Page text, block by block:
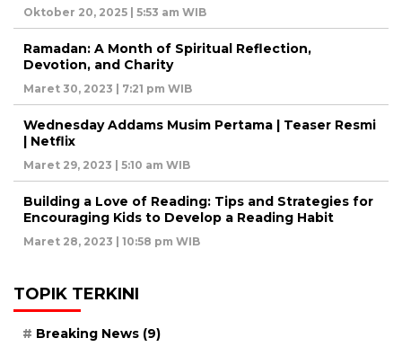
Oktober 20, 2025 | 5:53 am WIB
Ramadan: A Month of Spiritual Reflection,
Devotion, and Charity
Maret 30, 2023 | 7:21 pm WIB
Wednesday Addams Musim Pertama | Teaser Resmi
| Netflix
Maret 29, 2023 | 5:10 am WIB
Building a Love of Reading: Tips and Strategies for
Encouraging Kids to Develop a Reading Habit
Maret 28, 2023 | 10:58 pm WIB
TOPIK TERKINI
Breaking News (9)